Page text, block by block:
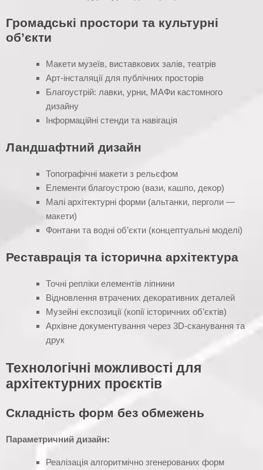
Громадські простори та культурні
об’єкти
Макети музеїв, виставкових залів, театрів
Арт-інсталяції для публічних просторів
Благоустрій: лавки, урни, МАФи кастомного
дизайну
Інформаційні стенди та навігація
Ландшафтний дизайн
Топографічні макети з рельєфом
Елементи благоустрою (вази, кашпо, декор)
Малі архітектурні форми (альтанки, перголи —
макети)
Фонтани та водні об’єкти (концептуальні моделі)
Реставрація та історична архітектура
Точні репліки елементів ліпнини
Відновлення втрачених декоративних деталей
Музейні експозиції (копії історичних об’єктів)
Архівне документування через 3D-сканування та
друк
Технологічні можливості для
архітектурних проєктів
Складність форм без обмежень
Параметричний дизайн:
Реалізація алгоритмічно згенерованих форм